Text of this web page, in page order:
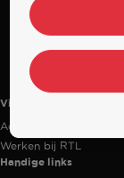
Videoland useful links.
Videoland
Actiecode
Werken bij RTL
Handige links